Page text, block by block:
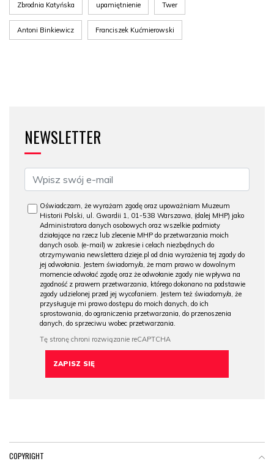
Zbrodnia Katyńska upamiętnienie Twer
Antoni Binkiewicz Franciszek Kućmierowski
NEWSLETTER
Oświadczam, że wyrażam zgodę oraz upoważniam Muzeum
Historii Polski, ul. Gwardii 1, 01-538 Warszawa, (dalej MHP) jako
Administratora danych osobowych oraz wszelkie podmioty
działające na rzecz lub zlecenie MHP do przetwarzania moich
danych osob. (e-mail) w zakresie i celach niezbędnych do
otrzymywania newslettera dzieje.pl od dnia wyrażenia tej zgody do
jej odwołania. Jestem świadomy/a, że mam prawo w dowolnym
momencie odwołać zgodę oraz że odwołanie zgody nie wpływa na
zgodność z prawem przetwarzania, którego dokonano na podstawie
zgody udzielonej przed jej wycofaniem. Jestem też świadomy/a, że
przysługuje mi prawo dostępu do moich danych, do ich
sprostowania, do ograniczenia przetwarzania, do przenoszenia
danych, do sprzeciwu wobec przetwarzania.
COPYRIGHT